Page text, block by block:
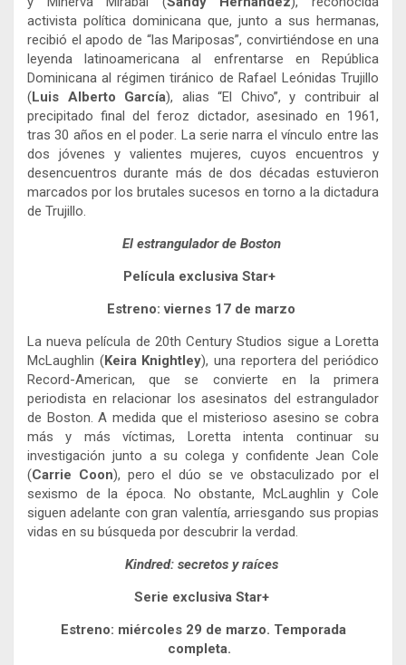
activista política dominicana que, junto a sus hermanas,
recibió el apodo de “las Mariposas”, convirtiéndose en una
leyenda latinoamericana al enfrentarse en República
Dominicanaa l régimen tiránico de Rafael Leónidas Trujillo
(Luis Alberto García), alias “El Chivo”, y contribuir al
precipitado final del feroz dictador, asesinado en 1961,
tras 30 años en el poder. La serie narra el vínculo entre las
dos jóvenes y valientes mujeres, cuyos encuentros y
desencuentros durante más de dos décadas estuvieron
marcados por los brutales sucesos en torno a la dictadura
de Trujillo.
El estrangulador de Boston
Película exclusiva Star+
Estreno: viernes 17 de marzo
La nueva película de 20th Century Studios sigue a Loretta
McLaughlin (Keira Knightley), una reportera del periódico
Record-American, que se convierte en la primera
periodista en relacionar los asesinatos del estrangulador
de Boston. A medida que el misterioso asesino se cobra
más y más víctimas, Loretta intenta continuar su
investigación junto a su colega y confidente Jean Cole
(Carrie Coon), pero el dúo se ve obstaculizado por el
sexismo de la época. No obstante, McLaughlin y Cole
siguen adelante con gran valentía, arriesgando sus propias
vidas en su búsqueda por descubrir la verdad.
Kindred: secretos y raíces
Serie exclusiva Star+
Estreno: miércoles 29 de marzo. Temporada
completa.